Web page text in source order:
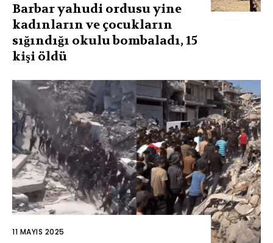
Barbar yahudi ordusu yine
kadınların ve çocukların
sığındığı okulu bombaladı, 15
kişi öldü
11 MAYIS 2025